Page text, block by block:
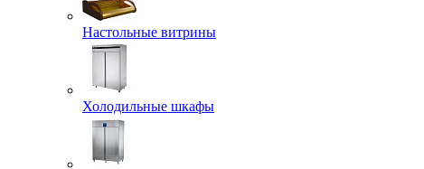
Настольные витрины
Холодильные шкафы